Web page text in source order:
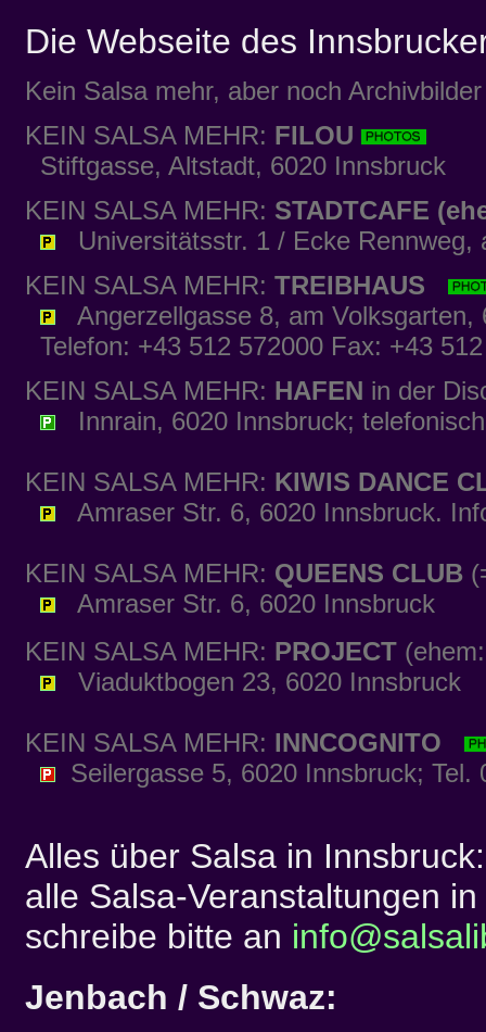
Die Webseite des
Kein Salsa mehr, aber noch
KEIN SALSA MEHR: FILOU
Stiftgasse, Altstadt, 6020 Innsbruck
KEIN SALSA MEHR: STADTCAFE
Universitätsstr. 1 / Ecke Rennweg,
KEIN SALSA MEHR: TREIBHAUS
Angerzellgasse 8, am Volksgarten,
Telefon: +43 512 572000 Fax: +43
KEIN SALSA MEHR: HAFEN in der
Innrain, 6020 Innsbruck;
KEIN SALSA MEHR: KIWIS DANCE
Amraser Str. 6, 6020 Innsbruck.
KEIN SALSA MEHR: QUEENS CLUB
Amraser Str. 6, 6020 Innsbruck
KEIN SALSA MEHR: PROJECT
Viaduktbogen 23, 6020 Innsbruck
KEIN SALSA MEHR: INNCOGNITO
Seilergasse 5, 6020 Innsbruck; Tel.
Alles über Salsa in
alle Salsa-Veranstaltungen
schreibe bitte an
Jenbach / Schwaz: